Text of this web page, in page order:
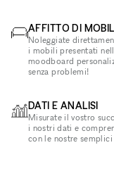
AFFITTO DI
Noleggiate
i mobili presentati
moodboard
senza problemi!
DATI E ANALISI
Misurate il vostro
i nostri dati e
con le nostre semplici